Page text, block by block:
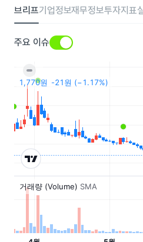
브리프기업정보재무정보투자지표
주요 이슈